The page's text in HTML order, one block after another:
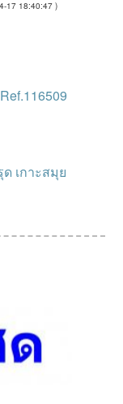
17 18:40:47 )
เกาะสมุย